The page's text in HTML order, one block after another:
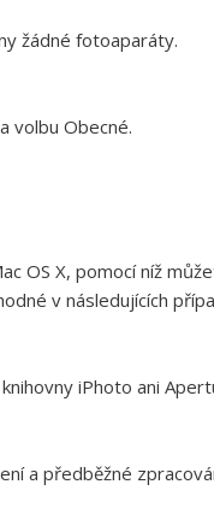
žádné fotoaparáty.
volbu Obecné.
OS X, pomocí níž
v následujících
iPhoto ani
a předběžné